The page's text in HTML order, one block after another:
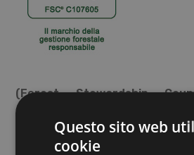
(Forest Stewardship
internazionale senza
rappresenta un sistema
forestale riconosciuto a livello
Questo sito web
cookie